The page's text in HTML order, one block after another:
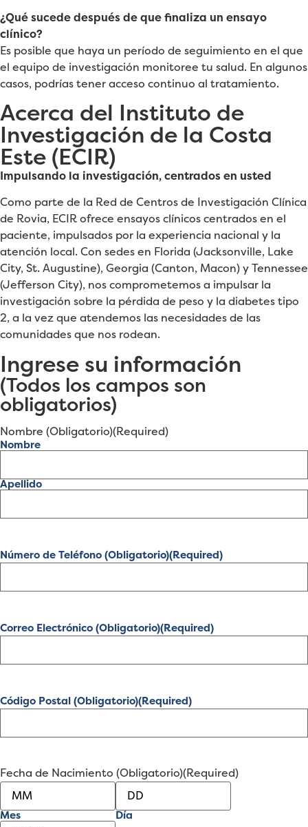
¿Qué sucede después de que finaliza un ensayo
clínico?
Es posible que haya un período de seguimiento en el que
el equipo de investigación monitoree tu salud. En algunos
casos, podrías tener acceso continuo al tratamiento.
Acerca del Instituto de
Investigación de la Costa
Este (ECIR)
Impulsando la investigación, centrados en usted
Como parte de la Red de Centros de Investigación Clínica
de Rovia, ECIR ofrece ensayos clínicos centrados en el
paciente, impulsados ​​por la experiencia nacional y la
atención local. Con sedes en Florida (Jacksonville, Lake
City, St. Augustine), Georgia (Canton, Macon) y Tennessee
(Jefferson City), nos comprometemos a impulsar la
investigación sobre la pérdida de peso y la diabetes tipo
2, a la vez que atendemos las necesidades de las
comunidades que nos rodean.
Ingrese su información
(Todos los campos son
obligatorios)
Nombre (Obligatorio)(Required)
Nombre
Apellido
Número de Teléfono (Obligatorio)(Required)
Correo Electrónico (Obligatorio)(Required)
Código Postal (Obligatorio)(Required)
Fecha de Nacimiento (Obligatorio)(Required)
Mes Día